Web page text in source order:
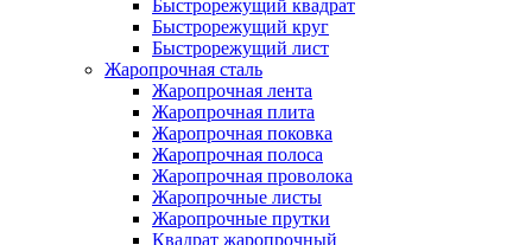
Быстрорежущий квадрат
Быстрорежущий круг
Быстрорежущий лист
Жаропрочная сталь
Жаропрочная лента
Жаропрочная плита
Жаропрочная поковка
Жаропрочная полоса
Жаропрочная проволока
Жаропрочные листы
Жаропрочные прутки
Квадрат жаропрочный